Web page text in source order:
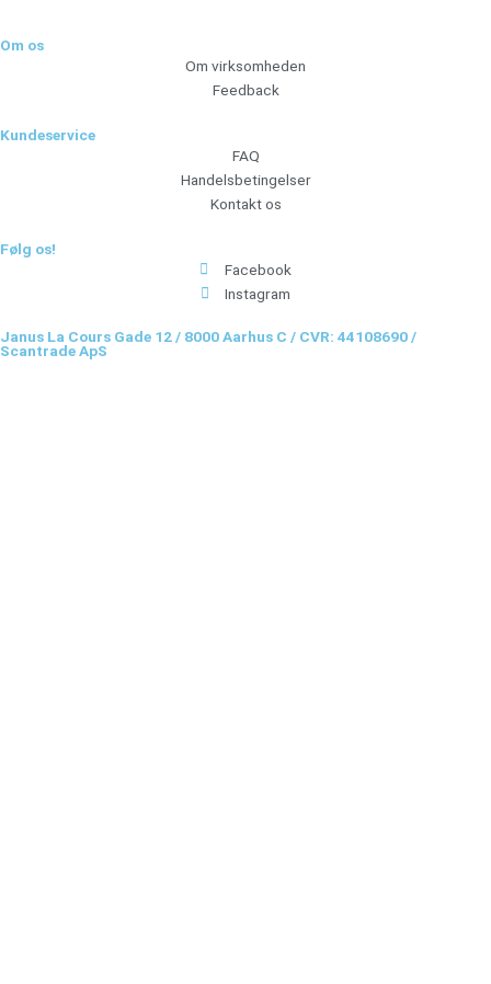
Om os
Om virksomheden
Feedback
Kundeservice
FAQ
Handelsbetingelser
Kontakt os
Følg os!
Facebook
Instagram
Janus La Cours Gade 12 / 8000 Aarhus C / CVR: 44108690 /
Scantrade ApS